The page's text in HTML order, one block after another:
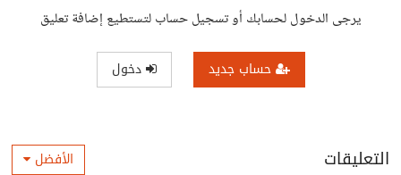
يرجى الدخول لحسابك أو تسجيل حساب لتستطيع إضافة تعليق
حساب جديد دخول
التعليقات الأفضل